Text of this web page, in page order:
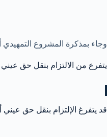
وجاء بمذكرة المشروع التمهيدي
يتفرع من الالتزام بنقل حق
قد يتفرغ الإلتزام بنقل حق